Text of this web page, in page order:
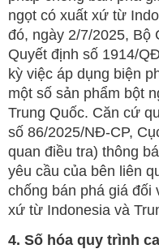
ngọt có xuất xứ từ
đó, ngày 2/7/2025, Bộ
Quyết định số 1914/
kỳ việc áp dụng biện
một số sản phẩm bột
Trung Quốc. Căn cứ
số 86/2025/NĐ-CP,
quan điều tra) thông
yêu cầu của bên liên
chống bán phá giá đối
xứ từ Indonesia và
4. Số hóa quy trình